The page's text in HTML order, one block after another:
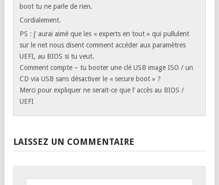
boot tu ne parle de rien.
Cordialement.
PS : j’ aurai aimé que les « experts en tout » qui pullulent
sur le net nous disent comment accéder aux paramètres
UEFI, au BIOS si tu veut.
Comment compte – tu booter une clé USB image ISO / un
CD via USB sans désactiver le « secure boot » ?
Merci pour expliquer ne serait-ce que l’ accès au BIOS /
UEFI
LAISSEZ UN COMMENTAIRE